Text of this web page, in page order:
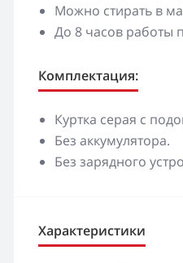
Можно стирать в
До 8 часов работы
Комплектация:
Куртка серая с
Без аккумулятора.
Без зарядного
Характеристики